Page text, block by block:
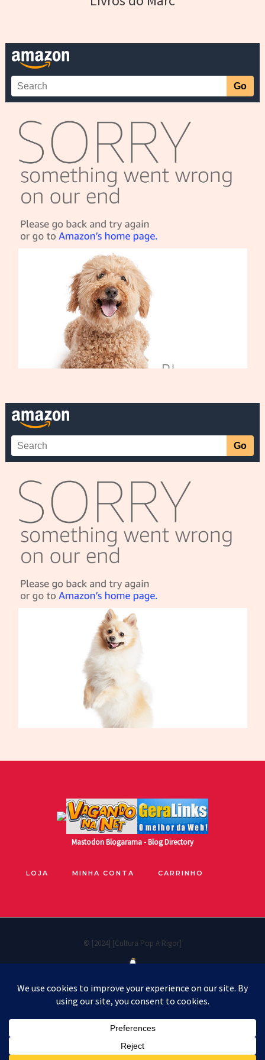
MastodonBlogarama - Blog Directory
LOJA MINHA CONTA CARRINHO
© [2024] [Cultura Pop A Rigor]
Cookie Policy
Política de reembolso e devoluções